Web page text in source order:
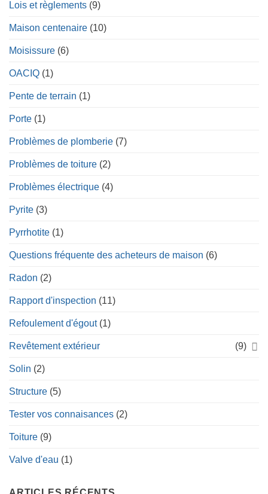
Lois et règlements (9)
Maison centenaire (10)
Moisissure (6)
OACIQ (1)
Pente de terrain (1)
Porte (1)
Problèmes de plomberie (7)
Problèmes de toiture (2)
Problèmes électrique (4)
Pyrite (3)
Pyrrhotite (1)
Questions fréquente des acheteurs de maison (6)
Radon (2)
Rapport d'inspection (11)
Refoulement d'égout(1)
Revêtement extérieur (9)
Solin (2)
Structure (5)
Tester vos connaisances (2)
Toiture (9)
Valve d'eau (1)